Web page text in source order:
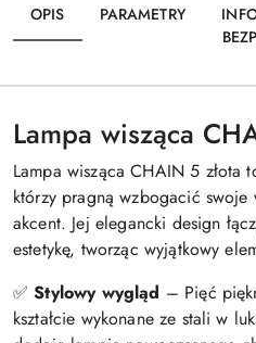
OPIS PARAMETRY
Lampa wisząca
Lampa wisząca CHAIN 5 złota
którzy pragną wzbogacić swoje
akcent. Jej elegancki design
estetykę, tworząc wyjątkowy
✅Stylowy wygląd – Pięć
kształcie wykonane ze stali w